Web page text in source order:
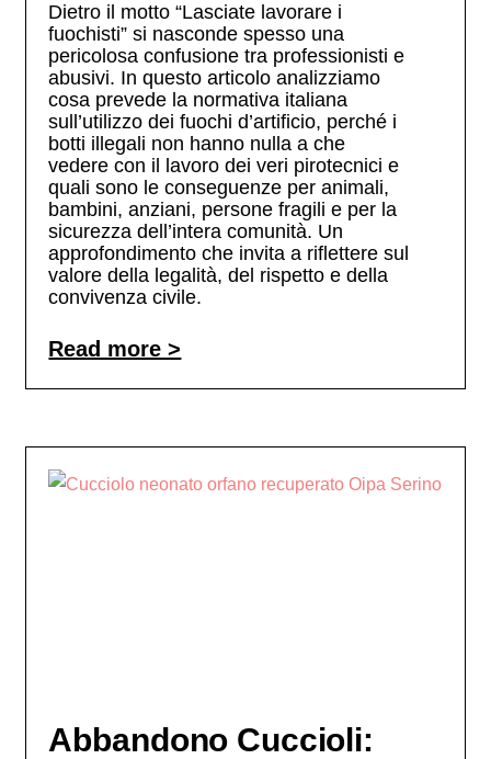
Dietro il motto “Lasciate lavorare i
fuochisti” si nasconde spesso una
pericolosa confusione tra professionisti e
abusivi. In questo articolo analizziamo
cosa prevede la normativa italiana
sull’utilizzo dei fuochi d’artificio, perché i
botti illegali non hanno nulla a che
vedere con il lavoro dei veri pirotecnici e
quali sono le conseguenze per animali,
bambini, anziani, persone fragili e per la
sicurezza dell’intera comunità. Un
approfondimento che invita a riflettere sul
valore della legalità, del rispetto e della
convivenza civile.
Read more >
Abbandono Cuccioli: